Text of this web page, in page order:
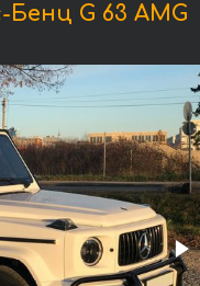
G 63 AMG